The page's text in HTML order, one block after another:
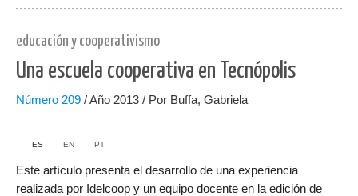
educación y cooperativismo
Una escuela cooperativa en Tecnópolis
Número 209 / Año 2013 / Por Buffa, Gabriela
ES EN PT
Este artículo presenta el desarrollo de una experiencia
realizada por Idelcoop y un equipo docente en la edición de